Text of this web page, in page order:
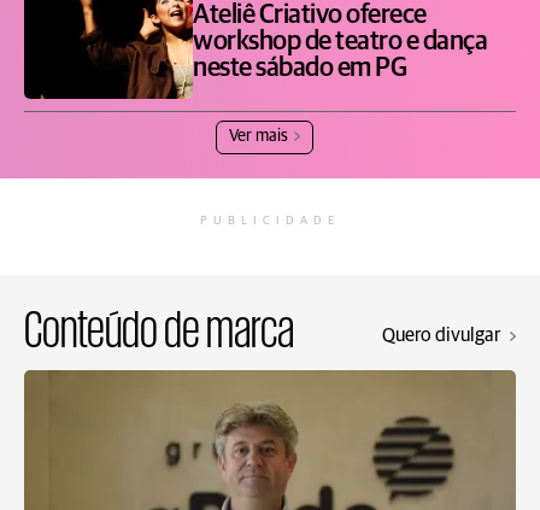
Ateliê Criativo oferece
workshop de teatro e dança
neste sábado em PG
Ver mais
PUBLICIDADE
Conteúdo de marca Quero divulgar